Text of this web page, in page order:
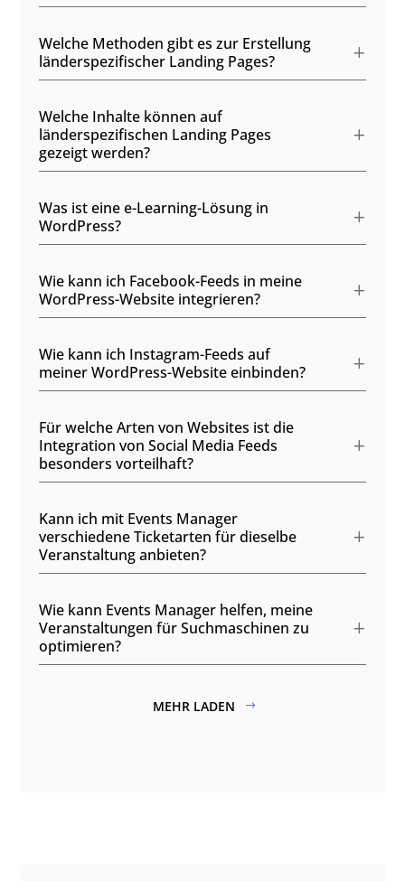
Welche Methoden gibt es zur Erstellung
länderspezifischer Landing Pages?
Welche Inhalte können auf
länderspezifischen Landing Pages
gezeigt werden?
Was ist eine e-Learning-Lösung in
WordPress?
Wie kann ich Facebook-Feeds in meine
WordPress-Website integrieren?
Wie kann ich Instagram-Feeds auf
meiner WordPress-Website einbinden?
Für welche Arten von Websites ist die
Integration von Social Media Feeds
besonders vorteilhaft?
Kann ich mit Events Manager
verschiedene Ticketarten für dieselbe
Veranstaltung anbieten?
Wie kann Events Manager helfen, meine
Veranstaltungen für Suchmaschinen zu
optimieren?
MEHR LADEN